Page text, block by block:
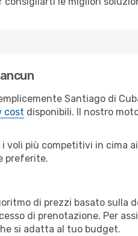
Santiago di
cost disponibili. Il nostro
voli più competitivi in cima
preferite.
di prezzi basato sulla
di prenotazione. Per
si adatta al tuo budget.